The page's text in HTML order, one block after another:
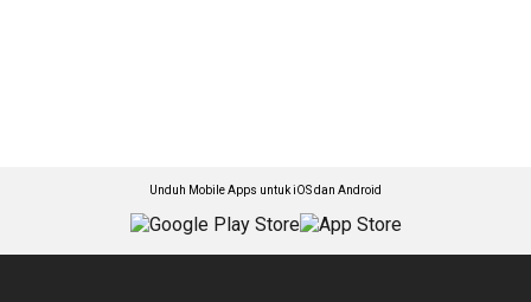
Unduh Mobile Apps untuk iOS dan Android